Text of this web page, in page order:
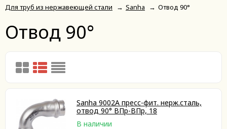
Для труб из нержавеющей стали
→ Sanha → Отвод 90°
Отвод 90°
Sanha 9002A пресс-фит. нерж.сталь,
отвод 90° ВПр-ВПр, 18
В наличии